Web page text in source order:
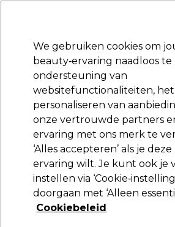
Merken Deals Haar Elektra
Volgende dag
Na verzending, maandag
Eugène Perma Professionnel
Eugène Perma Essentiel
Cleansin Clay 250ml
(0
We gebruiken cookies om
beauty‑ervaring naadloos
ondersteuning van
websitefunctionaliteiten, het
personaliseren van
onze vertrouwde partners
ervaring met ons merk te
‘Alles accepteren’ als je
ervaring wilt. Je kunt ook je
instellen via
doorgaan met ‘Alleen
Cookiebeleid